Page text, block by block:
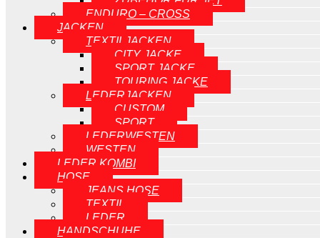
ENDURO – CROSS
JACKEN
TEXTILJACKEN
CITY JACKE
SPORT JACKE
TOURING JACKE
LEDERJACKEN
CUSTOM
SPORT
LEDERWESTEN
WESTEN
LEDER KOMBI
HOSE
JEANS HOSE
TEXTIL
LEDER
HANDSCHUHE